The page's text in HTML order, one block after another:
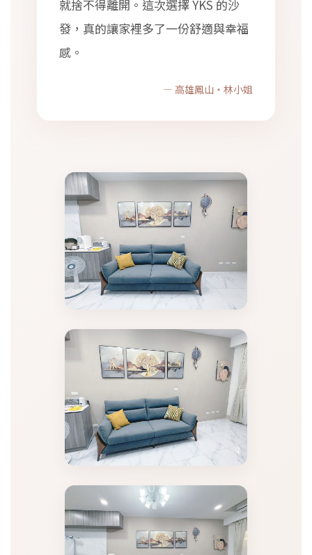
就捨不得離開。這次選擇 YKS 的沙
發，真的讓家裡多了一份舒適與幸福
感。
— 高雄鳳山・林小姐